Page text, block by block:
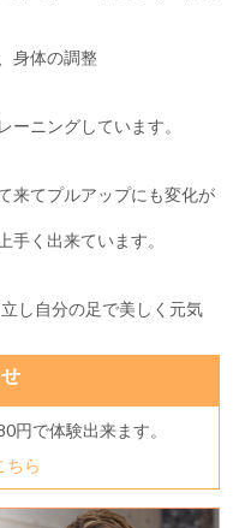
身体の調整
ーニングしています。
来てプルアップにも変化が
手く出来ています。
し自分の足で美しく元気
円で体験出来ます。
ちら